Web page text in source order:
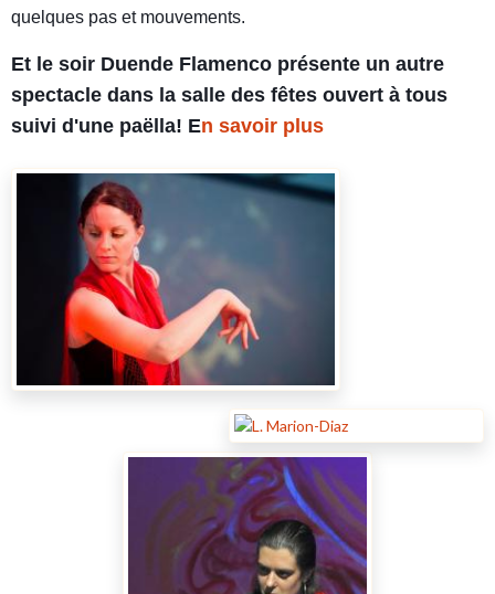
quelques pas et mouvements.
Et le soir Duende Flamenco présente un autre
spectacle dans la salle des fêtes ouvert à tous
suivi d'une paëlla! En savoir plus